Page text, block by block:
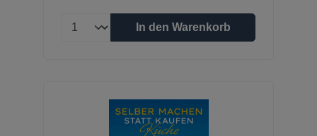
In den Warenkorb